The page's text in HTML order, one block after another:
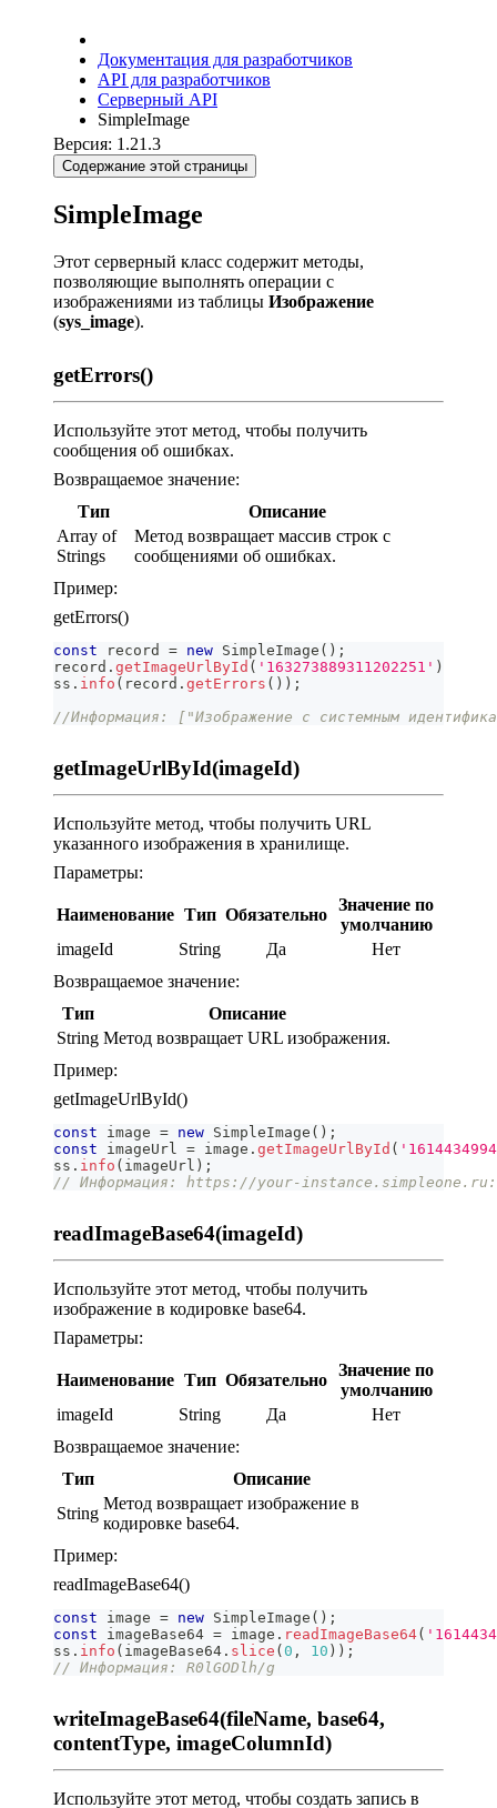
Документация для разработчиков
API для разработчиков
Серверный API
SimpleImage
Версия: 1.21.3
Содержание этой страницы
SimpleImage
Этот серверный класс содержит методы,
позволяющие выполнять операции с
изображениями из таблицы Изображение
(sys_image).
getErrors()
Используйте этот метод, чтобы получить
сообщения об ошибках.
Возвращаемое значение:
Тип
Описание
Array of
Strings
Метод возвращает массив строк с
сообщениями об ошибках.
Пример:
getErrors()
const record = new SimpleImage ( ) ;
record . getImageUrlById ( '163273889311202251' )
ss . info ( record . getErrors ( ) ) ;
//Информация: ["Изображение с системным
getImageUrlById(imageId)
Используйте метод, чтобы получить URL
указанного изображения в хранилище.
Параметры:
Наименование Тип Обязательно
Значение по
умолчанию
imageId
String Да
Нет
Возвращаемое значение:
Тип
Описание
String Метод возвращает URL изображения.
Пример:
getImageUrlById()
const image = new SimpleImage ( ) ;
const imageUrl = image . getImageUrlById (
ss . info ( imageUrl ) ;
// Информация: https://your-
readImageBase64(imageId)
Используйте этот метод, чтобы получить
изображение в кодировке base64.
Параметры:
Наименование Тип Обязательно
Значение по
умолчанию
imageId
String Да
Нет
Возвращаемое значение:
Тип
Описание
String
Метод возвращает изображение в
кодировке base64.
Пример:
readImageBase64()
const image = new SimpleImage ( ) ;
const imageBase64 = image . readImageBase64(
ss . info ( imageBase64 . slice ( 0 , 10 ) ) ;
// Информация: R0lGODlh/g
writeImageBase64(fileName, base64,
contentType, imageColumnId)
Используйте этот метод, чтобы создать запись в